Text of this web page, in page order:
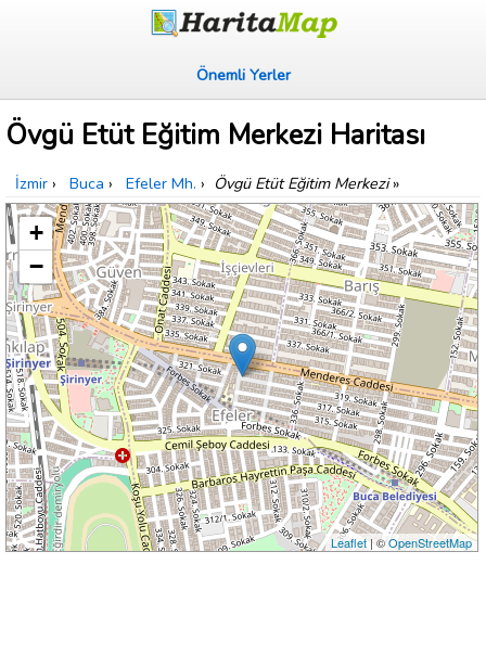
Önemli Yerler
Övgü Etüt Eğitim Merkezi Haritası
İzmir › Buca › Efeler Mh. › Övgü Etüt Eğitim Merkezi»
+
−
Leaflet| ©OpenStreetMap